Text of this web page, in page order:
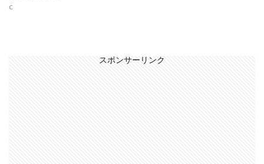
c
スポンサーリンク